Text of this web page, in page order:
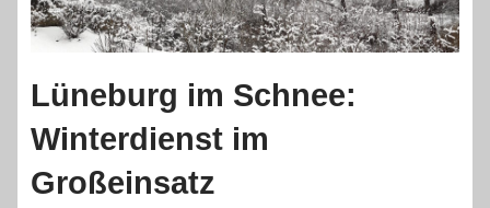
Lüneburg im Schnee:
Winterdienst im
Großeinsatz